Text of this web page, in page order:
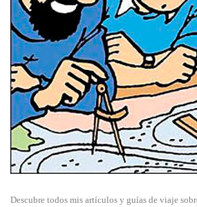
Descubre todos mis artículos y guías de viaje